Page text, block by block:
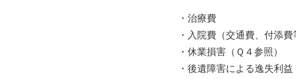
・治療費
・入院費（交通費、付添費
・休業損害（Ｑ４参照）
・後遺障害による逸失利益